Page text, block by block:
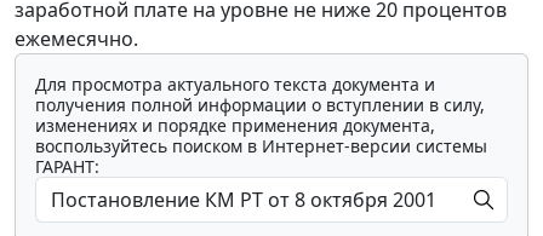
заработной плате на уровне не ниже 20 процентов
ежемесячно.
Для просмотра актуального текста документа и
получения полной информации о вступлении в силу,
изменениях и порядке применения документа,
воспользуйтесь поиском в Интернет-версии системы
ГАРАНТ: